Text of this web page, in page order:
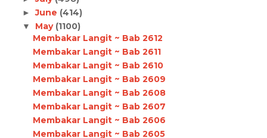
►June (414)
▼ May (1100)
Membakar Langit ~ Bab 2612
Membakar Langit ~ Bab 2611
Membakar Langit ~ Bab 2610
Membakar Langit ~ Bab 2609
Membakar Langit ~ Bab 2608
Membakar Langit ~ Bab 2607
Membakar Langit ~ Bab 2606
Membakar Langit ~ Bab 2605